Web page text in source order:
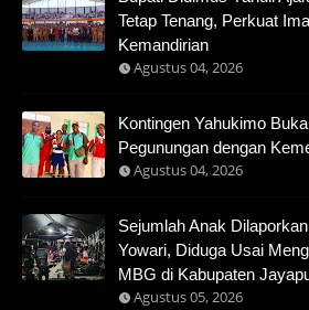
Tetap Tenang, Perkuat
Kemandirian
Agustus 04, 2026
Kontingen Yahukimo
Pegunungan dengan
Agustus 04, 2026
Sejumlah Anak
Yowari, Diduga Usai
MBG di Kabupaten
Agustus 05, 2026